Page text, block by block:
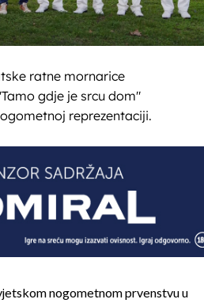
ratne mornarice
gdje je srcu dom"
reprezentaciji.
nogometnom prvenstvu u